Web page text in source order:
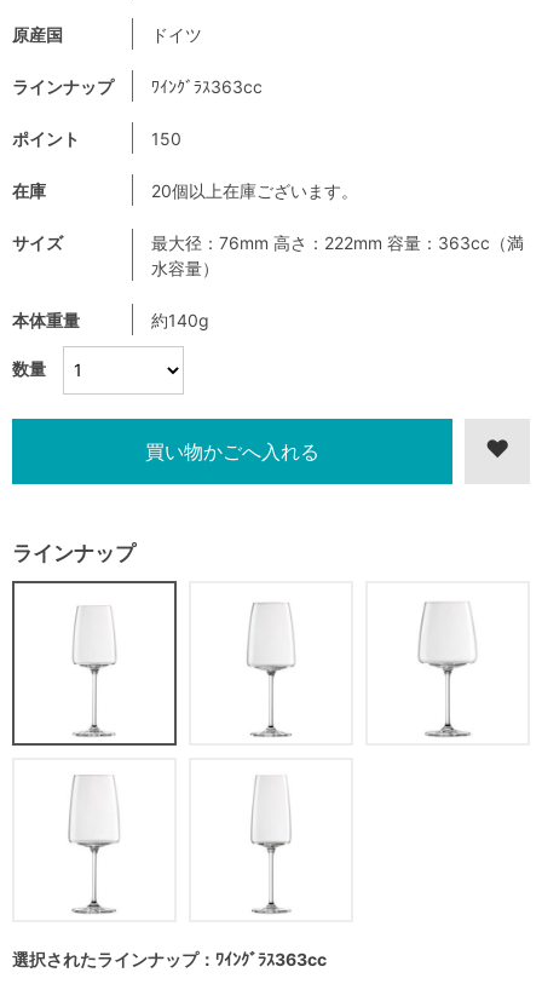
数量
原産国 ドイツ
ラインナップ ﾜｲﾝｸﾞﾗｽ363cc
ポイント 150
在庫 20個以上在庫ございます。
サイズ
最大径：76mm 高さ：222mm 容量：363cc（満
水容量）
本体重量 約140g
ラインナップ
選択されたラインナップ：ﾜｲﾝｸﾞﾗｽ363cc